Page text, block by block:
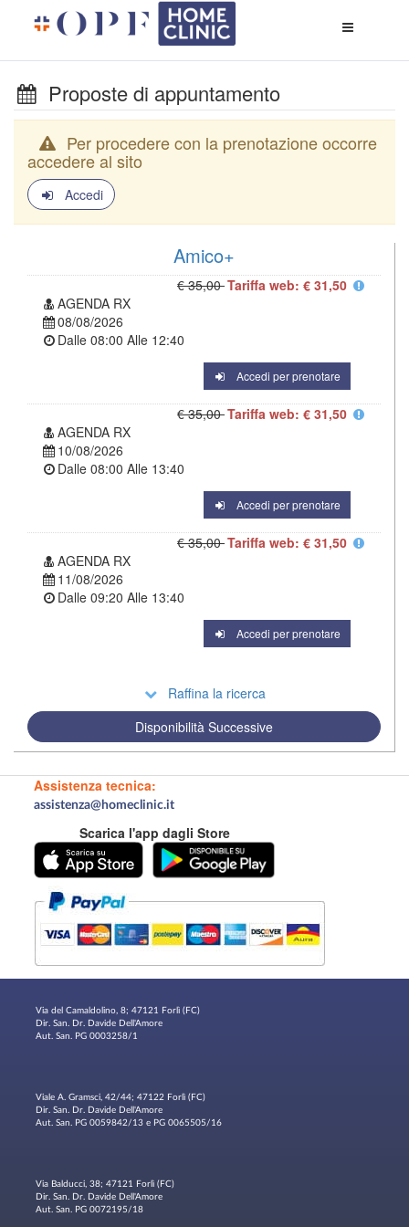
di
Proposte di appuntamento
Per procedere con la prenotazione occorre
accedere al sito
Accedi
Amico+
€ 35,00Tariffa web: € 31,50
AGENDA RX
08/08/2026
Dalle 08:00 Alle 12:40
Accedi per prenotare
€ 35,00Tariffa web: € 31,50
AGENDA RX
10/08/2026
Dalle 08:00 Alle 13:40
Accedi per prenotare
€ 35,00Tariffa web: € 31,50
AGENDA RX
11/08/2026
Dalle 09:20 Alle 13:40
Accedi per prenotare
Raffina la ricerca
Disponibilità Successive
Assistenza tecnica:
assistenza@homeclinic.it
Scarica l'app dagli Store
Via del Camaldolino, 8; 47121 Forlì (FC)
Dir. San. Dr. Davide Dell'Amore
Aut. San. PG 0003258/1
Viale A. Gramsci, 42/44; 47122 Forlì (FC)
Dir. San. Dr. Davide Dell'Amore
Aut. San. PG 0059842/13 e PG 0065505/16
Via Balducci, 38; 47121 Forlì (FC)
Dir. San. Dr. Davide Dell'Amore
Aut. San. PG 0072195/18